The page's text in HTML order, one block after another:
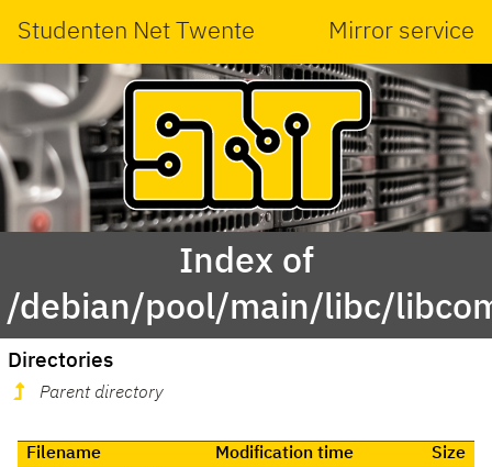
Studenten Net Twente Mirror service
Index of
/debian/pool/main/libc/
Directories
Parent directory
Filename Modification time
Size